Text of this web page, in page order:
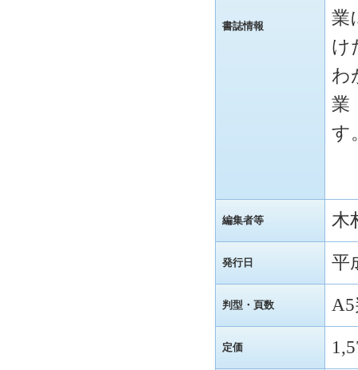
書誌情報
業
わ
業
す
編集者等
発行日 平
判型・頁数 A5
定価